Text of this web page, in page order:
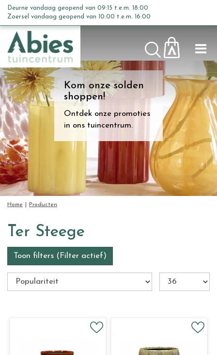
n
c
o
n
t
e
n
t
Kom onze solden
shoppen!
Ontdek onze promoties
in ons tuincentrum.
Home Producten
Deurne vandaag geopend van 09:15 t.e.m. 18:00
Zoersel vandaag geopend van 10:00 t.e.m. 16:00
Ter Steege
Toon filters (Filter actief)